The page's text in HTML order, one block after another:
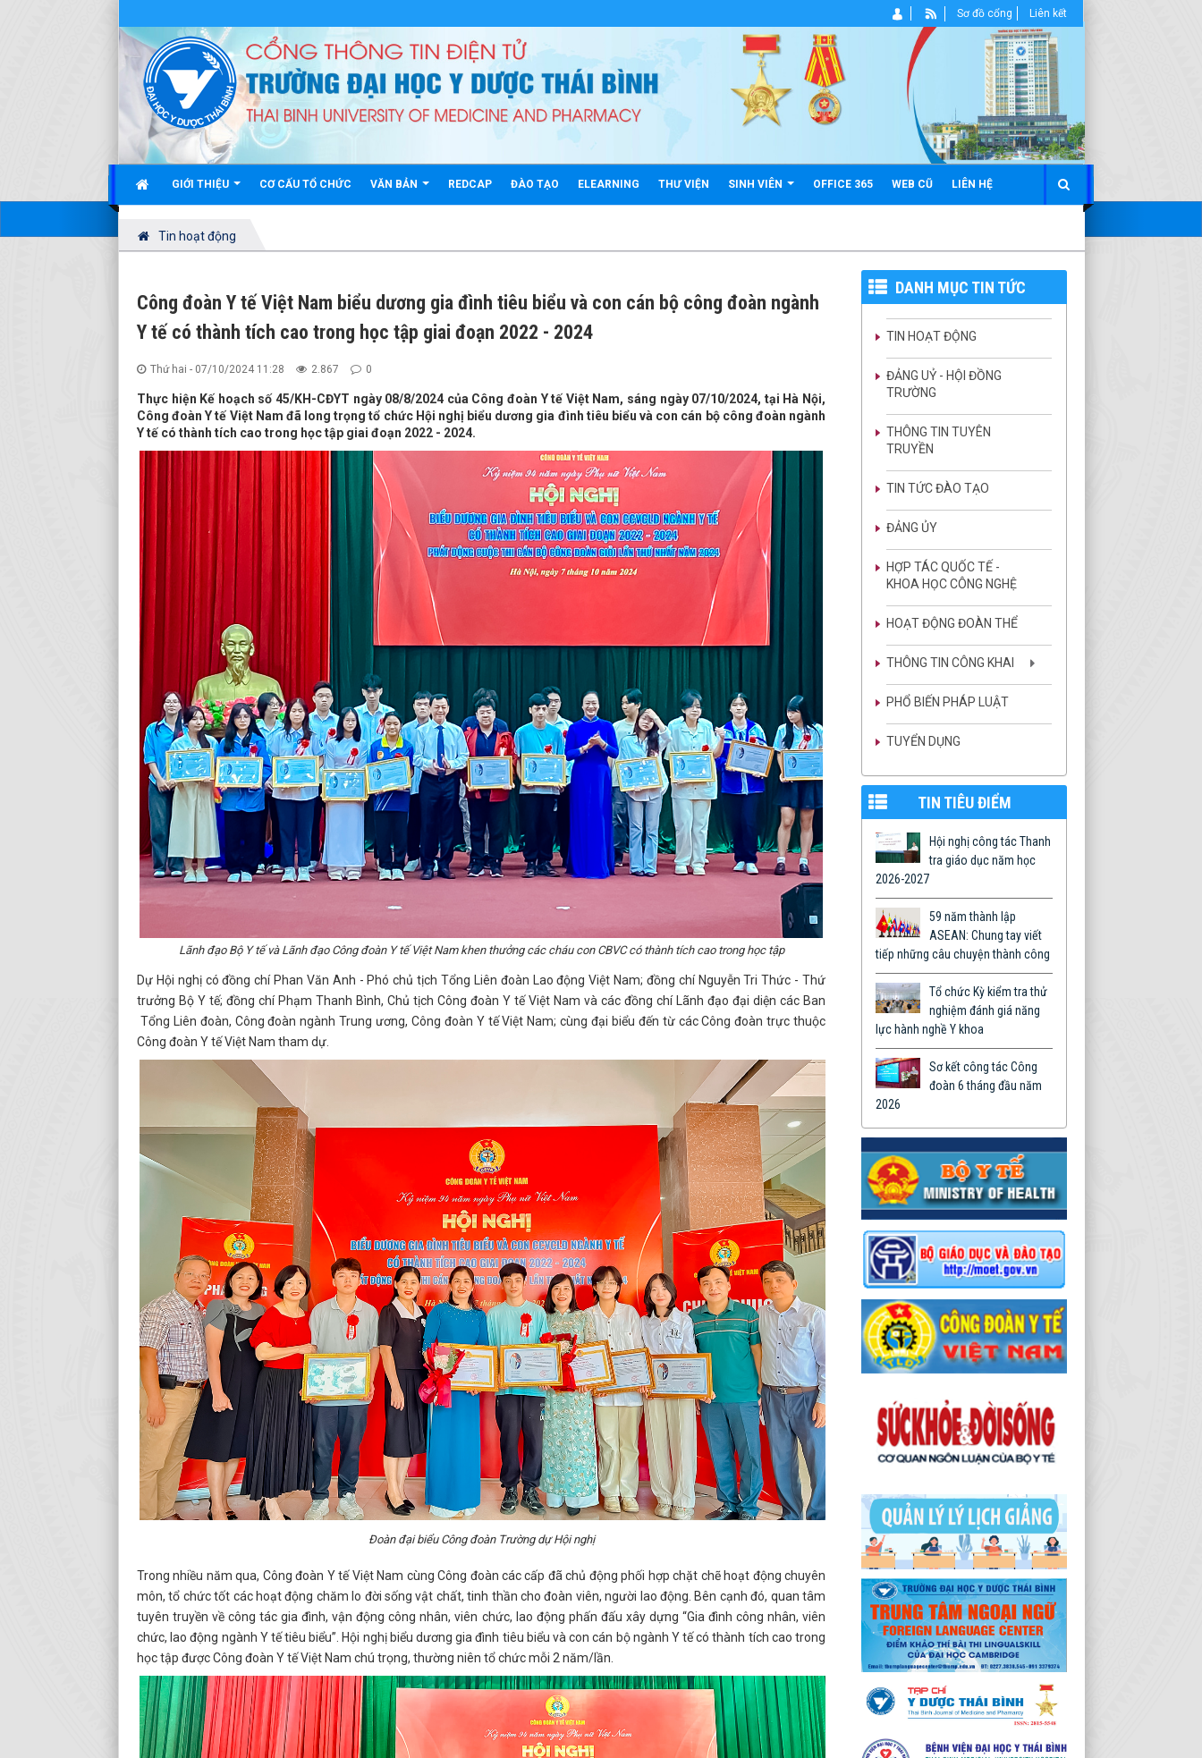
GIỚI THIỆU CƠ CẤU TỔ CHỨC VĂN BẢN REDCAP ĐÀO TẠO ELEARNING THƯ VIỆN SINH VIÊN OFFICE 365 WEB CŨ LIÊN HỆ
Sơ đồ cổng Liên kết
Tin hoạt động
Công đoàn Y tế Việt Nam biểu dương gia đình tiêu biểu và con cán bộ công đoàn ngành
Y tế có thành tích cao trong học tập giai đoạn 2022 - 2024
Thứ hai - 07/10/2024 11:28 2.867 0
Thực hiện Kế hoạch số 45/KH-CĐYT ngày 08/8/2024 của Công đoàn Y tế Việt Nam, sáng ngày 07/10/2024, tại Hà Nội,
Công đoàn Y tế Việt Nam đã long trọng tổ chức Hội nghị biểu dương gia đình tiêu biểu và con cán bộ công đoàn ngành
Y tế có thành tích cao trong học tập giai đoạn 2022 - 2024.
Lãnh đạo Bộ Y tế và Lãnh đạo Công đoàn Y tế Việt Nam khen thưởng các cháu con CBVC có thành tích cao trong học tập
Dự Hội nghị có đồng chí Phan Văn Anh - Phó chủ tịch Tổng Liên đoàn Lao động Việt Nam; đồng chí Nguyễn Tri Thức - Thứ
trưởng Bộ Y tế; đồng chí Phạm Thanh Bình, Chủ tịch Công đoàn Y tế Việt Nam và các đồng chí Lãnh đạo đại diện các Ban
Tổng Liên đoàn, Công đoàn ngành Trung ương, Công đoàn Y tế Việt Nam; cùng đại biểu đến từ các Công đoàn trực thuộc
Công đoàn Y tế Việt Nam tham dự.
Đoàn đại biểu Công đoàn Trường dự Hội nghị
Trong nhiều năm qua, Công đoàn Y tế Việt Nam cùng Công đoàn các cấp đã chủ động phối hợp chặt chẽ hoạt động chuyên
môn, tổ chức tốt các hoạt động chăm lo đời sống vật chất, tinh thần cho đoàn viên, người lao động. Bên cạnh đó, quan tâm
tuyên truyền về công tác gia đình, vận động công nhân, viên chức, lao động phấn đấu xây dựng “Gia đình công nhân, viên
chức, lao động ngành Y tế tiêu biểu”. Hội nghị biểu dương gia đình tiêu biểu và con cán bộ ngành Y tế có thành tích cao trong
học tập được Công đoàn Y tế Việt Nam chú trọng, thường niên tổ chức mỗi 2 năm/lần.
DANH MỤC TIN TỨC
TIN HOẠT ĐỘNG
ĐẢNG UỶ - HỘI ĐỒNG
TRƯỜNG
THÔNG TIN TUYÊN
TRUYỀN
TIN TỨC ĐÀO TẠO
ĐẢNG ỦY
HỢP TÁC QUỐC TẾ -
KHOA HỌC CÔNG NGHỆ
HOẠT ĐỘNG ĐOÀN THỂ
THÔNG TIN CÔNG KHAI
PHỔ BIẾN PHÁP LUẬT
TUYỂN DỤNG
TIN TIÊU ĐIỂM
Hội nghị công tác Thanh
tra giáo dục năm học
2026-2027
59 năm thành lập
ASEAN: Chung tay viết
tiếp những câu chuyện thành công
Tổ chức Kỳ kiểm tra thử
nghiệm đánh giá năng
lực hành nghề Y khoa
Sơ kết công tác Công
đoàn 6 tháng đầu năm
2026